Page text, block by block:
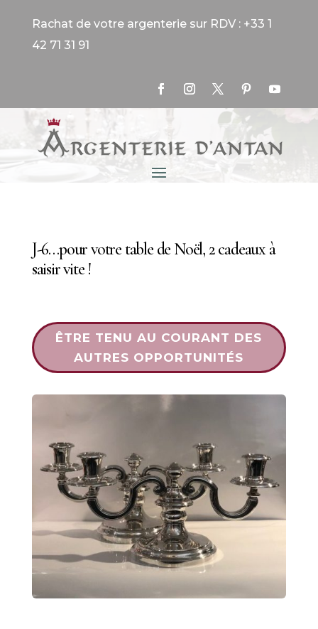
Rachat de votre argenterie sur RDV : +33 1
42 71 31 91
J-6…pour votre table de Noël, 2 cadeaux à
saisir vite !
ÊTRE TENU AU COURANT DES
AUTRES OPPORTUNITÉS